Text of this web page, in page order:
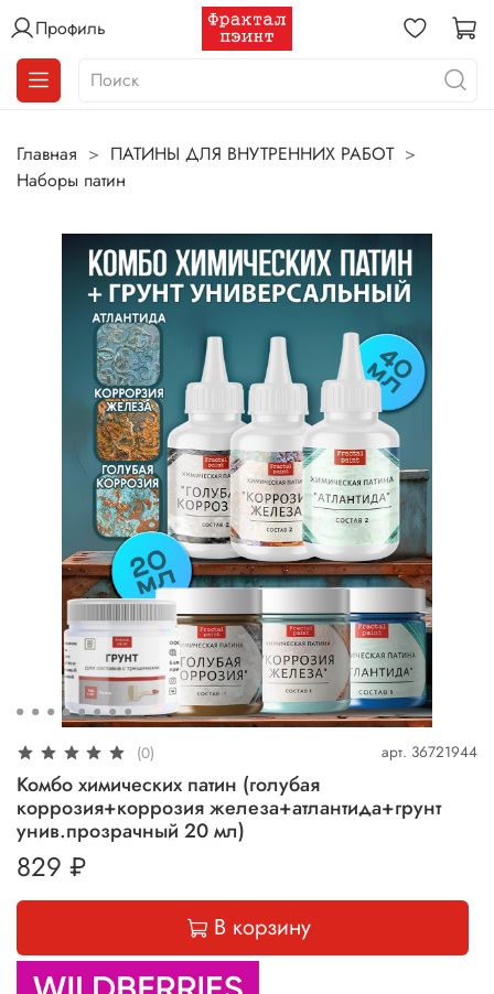
Профиль
Главная
ПАТИНЫ ДЛЯ ВНУТРЕННИХ РАБОТ
Наборы патин
(0) арт. 36721944
Комбо химических патин (голубая
коррозия+коррозия железа+атлантида+грунт
унив.прозрачный 20 мл)
829 ₽
В корзину